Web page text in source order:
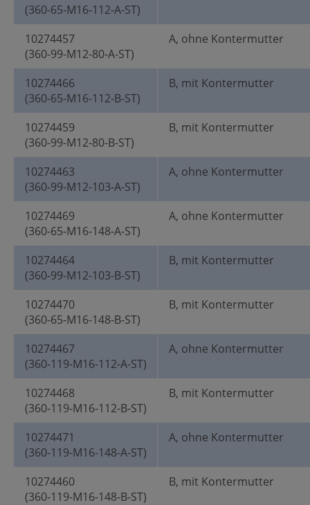
(360-65-M16-112-A-ST)
10274457
(360-99-M12-80-A-ST)
A, ohne Kontermutter
10274466
(360-65-M16-112-B-ST)
B, mit Kontermutter
10274459
(360-99-M12-80-B-ST)
B, mit Kontermutter
10274463
(360-99-M12-103-A-ST)
A, ohne Kontermutter
10274469
(360-65-M16-148-A-ST)
A, ohne Kontermutter
10274464
(360-99-M12-103-B-ST)
B, mit Kontermutter
10274470
(360-65-M16-148-B-ST)
B, mit Kontermutter
10274467
(360-119-M16-112-A-ST)
A, ohne Kontermutter
10274468
(360-119-M16-112-B-ST)
B, mit Kontermutter
10274471
(360-119-M16-148-A-ST)
A, ohne Kontermutter
10274460
(360-119-M16-148-B-ST)
B, mit Kontermutter